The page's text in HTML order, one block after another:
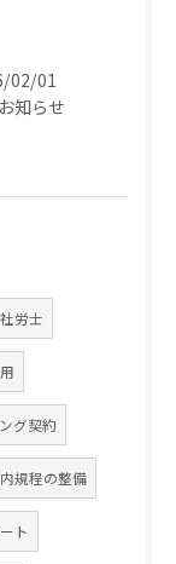
02/01
知らせ
社労士
グ契約
規程の整備
ト